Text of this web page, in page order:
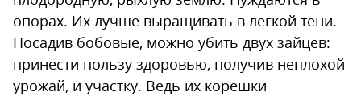
опорах. Их лучше выращивать в легкой тени.
Посадив бобовые, можно убить двух зайцев:
принести пользу здоровью, получив неплохой
урожай, и участку. Ведь их корешки